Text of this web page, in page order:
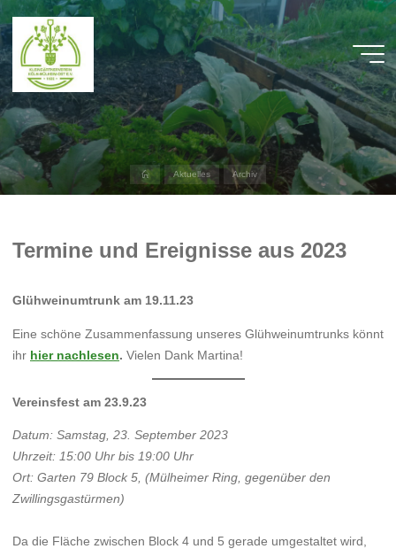
Zum
Inhalt
springen
KGV
Mülheim
Ost
HERZLICH
WILLKOMMEN
AUF
DER
DES
KGV
MÜLHEIM
Start Aktuelles Archiv
Termine und Ereignisse aus 2023
Glühweinumtrunk am 19.11.23
Eine schöne Zusammenfassung unseres Glühweinumtrunks könnt
ihr hier nachlesen. Vielen Dank Martina!
Vereinsfest am 23.9.23
Datum: Samstag, 23. September 2023
Uhrzeit: 15:00 Uhr bis 19:00 Uhr
Ort: Garten 79 Block 5, (Mülheimer Ring, gegenüber den
Zwillingsgastürmen)
Da die Fläche zwischen Block 4 und 5 gerade umgestaltet wird,